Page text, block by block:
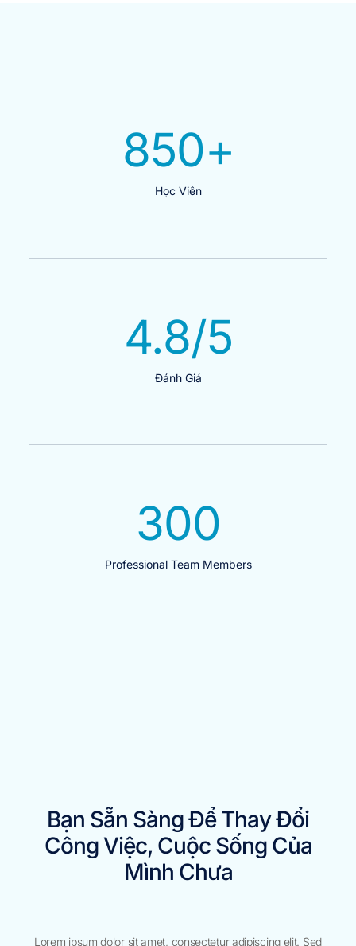
Học Viên
850+
Đánh Giá
4.8/5
Professional Team Members
300
Bạn Sẵn Sàng Để Thay Đổi
Công Việc, Cuộc Sống Của
Mình Chưa
Lorem ipsum dolor sit amet, consectetur adipiscing elit. Sed